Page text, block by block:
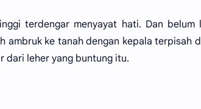
terdengar menyayat hati. Dan
ambruk ke tanah dengan kepala terpisah
dari leher yang buntung itu.